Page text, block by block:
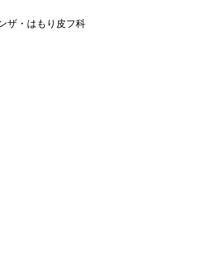
ザ・はもり皮フ科